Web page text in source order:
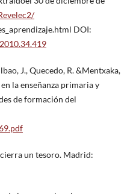
DOI:
J., Quecedo, R. &Mentxaka,
la enseñanza primaria y
de formación del
un tesoro. Madrid: